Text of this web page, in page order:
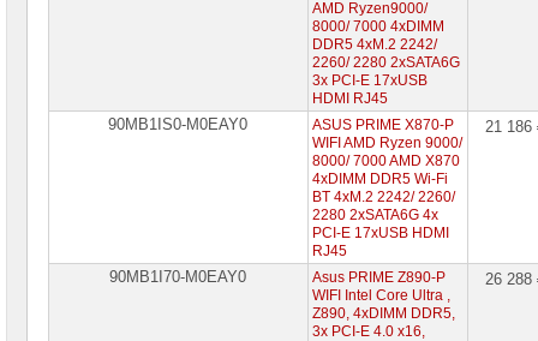
AMD Ryzen9000/
8000/ 7000 4xDIMM
DDR5 4xM.2 2242/
2260/ 2280 2xSATA6G
3x PCI-E 17xUSB
HDMI RJ45
90MB1IS0-M0EAY0
ASUS PRIME X870-P
WIFI AMD Ryzen 9000/
8000/ 7000 AMD X870
4xDIMM DDR5 Wi-Fi
BT 4xM.2 2242/ 2260/
2280 2xSATA6G 4x
PCI-E 17xUSB HDMI
RJ45
21
90MB1I70-M0EAY0
Asus PRIME Z890-P
WIFI Intel Core Ultra ,
Z890, 4xDIMM DDR5,
3x PCI-E 4.0 x16,
26